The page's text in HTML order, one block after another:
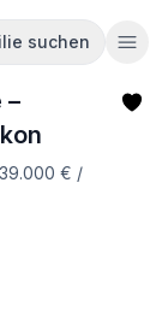
suchen
–
€ /